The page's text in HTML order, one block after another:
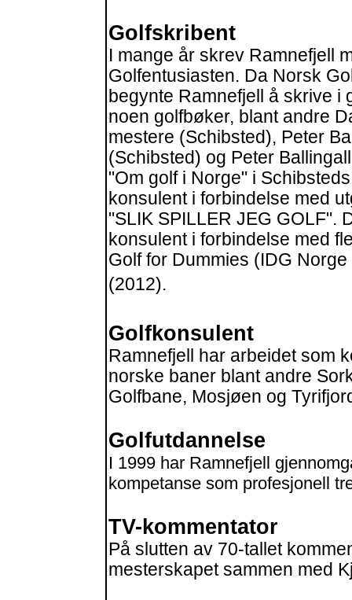
Golfskribent
I mange år skrev Ramnefjell
Golfentusiasten. Da Norsk
begynte Ramnefjell å skrive i
noen golfbøker, blant andre
mestere (Schibsted), Peter
(Schibsted) og Peter
"Om golf i Norge" i
konsulent i forbindelse med
"SLIK SPILLER JEG GOLF".
konsulent i forbindelse med
Golf for Dummies (IDG
(2012).
Golfkonsulent
Ramnefjell har arbeidet som
norske baner blant andre
Golfbane, Mosjøen og
Golfutdannelse
I 1999 har Ramnefjell
kompetanse som profesjonell
TV-kommentator
På slutten av 70-tallet
mesterskapet sammen med